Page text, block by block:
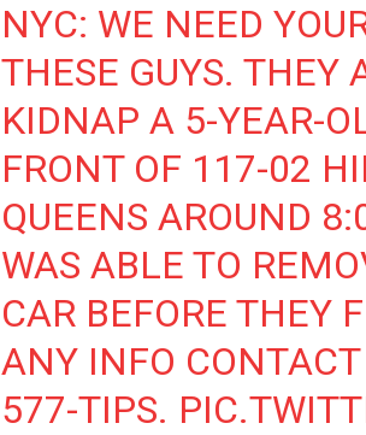
NYC: WE NEED
THESE GUYS. THEY
KIDNAP A 5-YEAR-
FRONT OF 117-02
QUEENS AROUND
WAS ABLE TO
CAR BEFORE THEY
ANY INFO CONTACT
577-TIPS.